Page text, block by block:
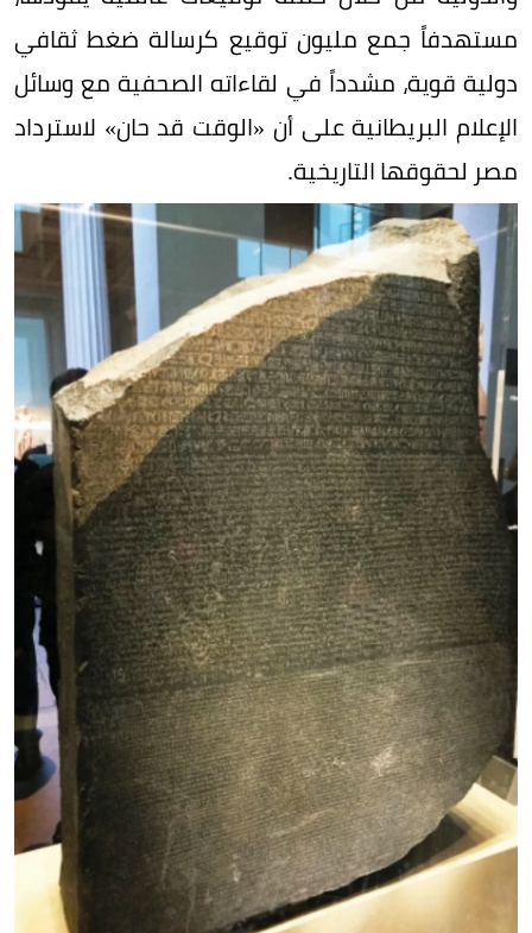
مستهدفاً جمع مليون توقيع كرسالة ضغط ثقافي
دولية قوية، مشدداً في لقاءاته الصحفية مع وسائل
الإعلام البريطانية على أن «الوقت قد حان» لاسترداد
مصر لحقوقها التاريخية.